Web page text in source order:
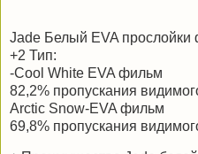
Jade Белый EVA прослойки
+2 Тип:
-Cool White EVA фильм
82,2% пропускания
Arctic Snow-EVA фильм
69,8% пропускания